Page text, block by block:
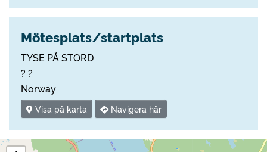
Mötesplats/startplats
TYSE PÅ STORD
? ?
Norway
Visa på karta Navigera här